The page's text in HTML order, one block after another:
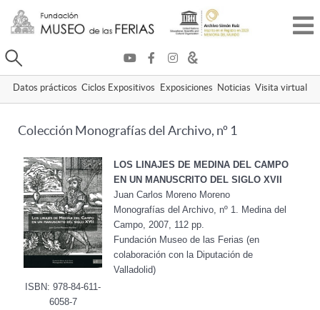
Buscar
Datos prácticos Ciclos Expositivos Exposiciones Noticias Visita virtual
Colección Monografías del Archivo, nº 1
ISBN: 978-84-611-
6058-7
LOS LINAJES DE MEDINA DEL CAMPO
EN UN MANUSCRITO DEL SIGLO XVII
Juan Carlos Moreno Moreno
Monografías del Archivo, nº 1. Medina del
Campo, 2007, 112 pp.
Fundación Museo de las Ferias (en
colaboración con la Diputación de
Valladolid)